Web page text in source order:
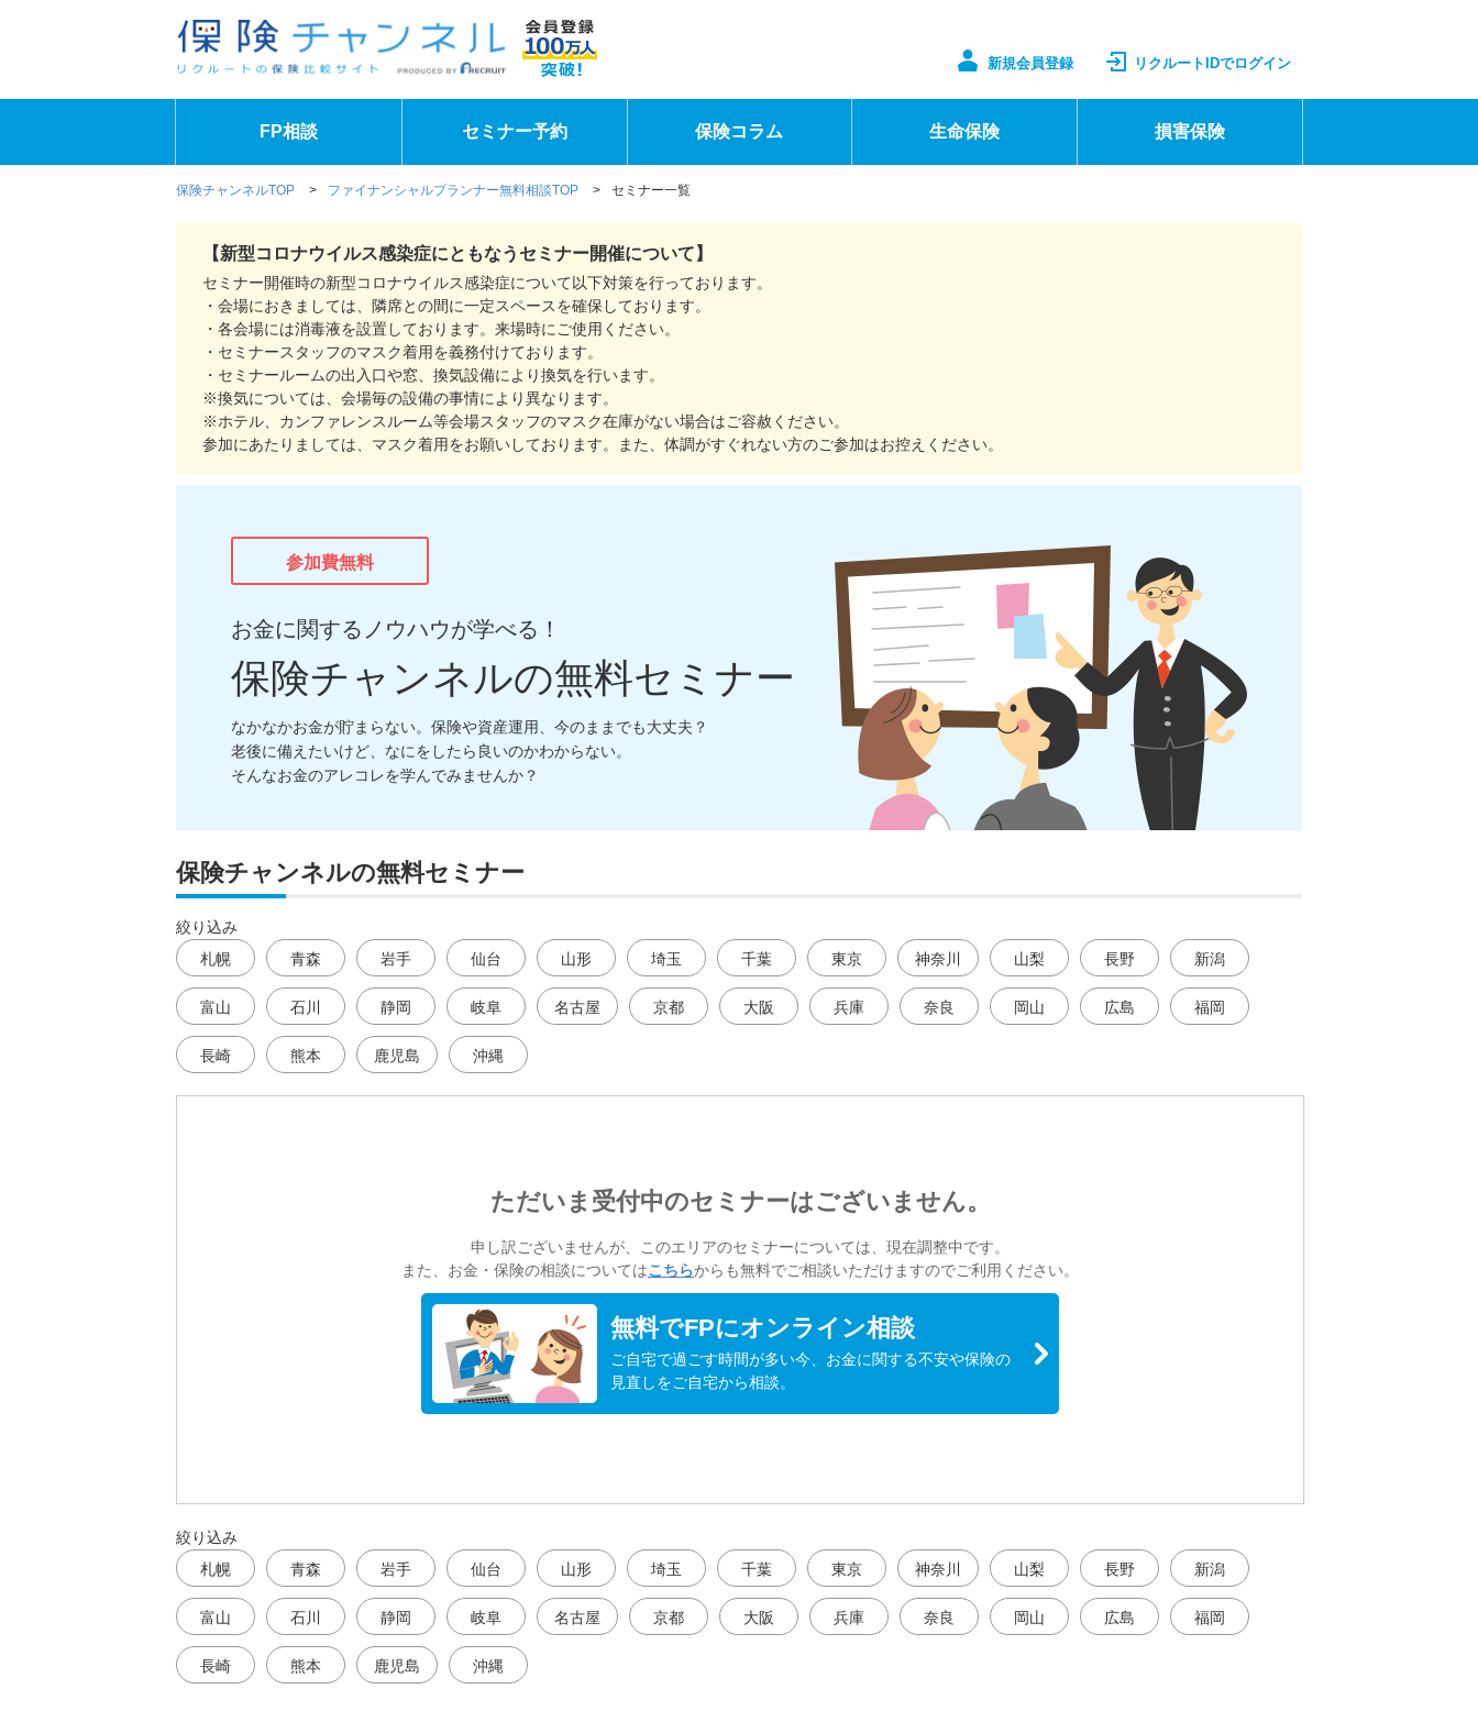
新規会員登録 リクルートIDでログイン
FP相談 セミナー予約 保険コラム 生命保険 損害保険
保険チャンネルTOP > ファイナンシャルプランナー無料相談TOP > セミナー一覧
【新型コロナウイルス感染症にともなうセミナー開催について】
セミナー開催時の新型コロナウイルス感染症について以下対策を行っております。
・会場におきましては、隣席との間に一定スペースを確保しております。
・各会場には消毒液を設置しております。来場時にご使用ください。
・セミナースタッフのマスク着用を義務付けております。
・セミナールームの出入口や窓、換気設備により換気を行います。
※換気については、会場毎の設備の事情により異なります。
※ホテル、カンファレンスルーム等会場スタッフのマスク在庫がない場合はご容赦ください。
参加にあたりましては、マスク着用をお願いしております。また、体調がすぐれない方のご参加はお控えください。
参加費無料
お金に関するノウハウが学べる！
保険チャンネルの無料セミナー
なかなかお金が貯まらない。保険や資産運用、今のままでも大丈夫？
老後に備えたいけど、なにをしたら良いのかわからない。
そんなお金のアレコレを学んでみませんか？
保険チャンネルの無料セミナー
絞り込み
札幌
青森 岩手 仙台 山形 埼玉 千葉 東京 神奈川 山梨 長野 新潟
富山 石川 静岡 岐阜 名古屋 京都 大阪 兵庫 奈良 岡山 広島 福岡
長崎 熊本 鹿児島 沖縄
ただいま受付中のセミナーはございません。
申し訳ございませんが、このエリアのセミナーについては、現在調整中です。
また、お金・保険の相談についてはこちらからも無料でご相談いただけますのでご利用ください。
無料でFPにオンライン相談
ご自宅で過ごす時間が多い今、お金に関する不安や保険の
見直しをご自宅から相談。
絞り込み
札幌
青森 岩手 仙台 山形 埼玉 千葉 東京 神奈川 山梨 長野 新潟
富山 石川 静岡 岐阜 名古屋 京都 大阪 兵庫 奈良 岡山 広島 福岡
長崎 熊本 鹿児島 沖縄